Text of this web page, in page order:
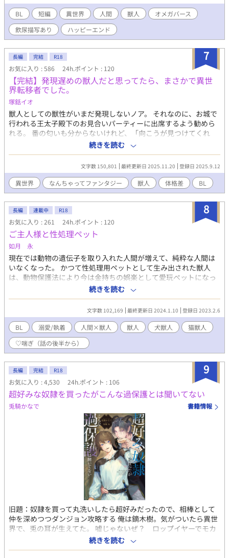
BL 短編 異世界 人間 獣人
オメガバース
飲尿描写あり
ハッピーエンド
7
長編 完結 R18
お気に入り : 586 24h.ポイント : 120
【完結】発現遅めの獣人だと思ってたら、まさかで異世
界転移者でした。
塚銛イオ
獣人としての獣性がいまだ発現しないノア。 それなのに、お城で
行われる王太子殿下のお見合いパーティーに出席するよう勧めら
れる。 番の匂いも分からないけれど、「向こうが見つけてくれ
る」と言われ参加したパーティーは凄い熱気の嵐。 匂いは分から
なくても息が詰まりそう、とばかりに会場から庭に出たノアはそ
こでパーティーに参加して酔っ払った男に絡まれてしまう。 そん
な窮地を助けてくれたのは、城の護衛騎士の１人、熊獣人のルー
ク。 お礼を言ってさようなら、と思ったのにパーティーが終わっ
た後も、何故かルークとは頻繁に顔を合わせるようになる。 もし
かして、彼が番？なんて思っていたら王太子さまからの招待状が
届けられて…。 自分が猫獣人だと思っている異世界転移者があっ
という間に執着系の彼氏に番にされちゃうお話です。 すみませ
ん、あっという間ではないかも、です。 番に関しては独自設定・
解釈による創作をしております。 ＊ 更新頻度は低めで、ゆっく
り更新予定です。 ＊ 短編の予定です→長編へ変更します
（10/3） ＊ R18のような過激表現がある場合章題に（＊）マー
クを付けます。
続きを読む
文字数 150,801 最終更新日 2025.11.20 登録日 2025.9.12
異世界 なんちゃってファンタジー 獣人 体格差 BL
8
長編 連載中 R18
お気に入り : 261 24h.ポイント : 120
ご主人様と性処理ペット
如月 永
現在では動物の遺伝子を取り入れた人間が増えて、純粋な人間は
いなくなった。 かつて性処理用ペットとして生み出された獣人
は、動物保護法により今は金持ちの娯楽として愛玩ペットになっ
ていた。 しかし一部例外として性処理用として売られる場合があ
った。 それは買い手に性欲過多の特殊遺伝子を持つ場合だ。 ライ
オン種の御主人様に飼われた猫獣人や、ドＳな御主人様に飼われ
ている犬型獣人の話。 ＜説明＆注意＞ 安定のぼんやり設定。エロ
度は普通。犬獣人はハート喘ぎ気味。 誤字脱字、後出し設定が不
自然でも許してくれる人向け。 2000文字程度で33話まで投稿予約
済み。それ以降は未定。 まだ中編くらいの長さだけど、続きそう
なので長編設定。 ＜キャラクター覚え書＞ ●玄道 嵐志(げんど
うあらし)： ライオン種とウサギ種の遺伝子を持つ絶倫御主人様。
純の飼い主。30代半ば。 ●シロ→純(じゅん)： 猫型獣人。短毛種
の白猫で金と水色のオッドアイ。世間知らずの17歳。年齢より見
た目も言動も幼い。 ●御子神 恭一朗（みこがみきょういちろ
う）： 絃真の飼い主。絶倫動物の遺伝子を持つが、何の動物かは
教えてくれない。ドＳ。玄道の仕事を通しての友人。20代後半。
●絃真（けんしん）： 犬型獣人。ドＭに調教されている。エッチ
の時しか御子神をご主人様と呼ばない。15歳の時に買われ、ペッ
ト歴５年。成人までの成長速度が違うため２年間で成人して現在
続きを読む
文字数 102,169 最終更新日 2024.1.10 登録日 2023.2.6
BL 溺愛/執着 人間×獣人 獣人 犬獣人
猫獣人
♡喘ぎ（話の後半から）
9
長編 完結 R18
お気に入り : 4,530 24h.ポイント : 106
超好みな奴隷を買ったがこんな過保護とは聞いてない
兎騎かなで 書籍情報
旧題：奴隷を買って丸洗いしたら超好みだったので、相棒として
仲を深めつつダンジョン攻略する 俺は鏑木樹。気がついたら異世
界で、兎の耳が生えてた。 嘘じゃないぜ？ ロップイヤーでモカ
ブラウンの、ラブリーキュートな耳が生えてるだろ？ ほら。 い
や、まいったな。帰れんのかこれ。 とりあえず、所持品売って奴
続きを読む